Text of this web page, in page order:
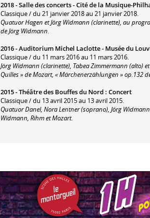
2018 -Salle des concerts - Cité de la Musique-
Classique / du 21 janvier 2018 au 21 janvier 2018.
Quatuor Hagen et Jörg Widmann (clarinette), au
de Jörg Widmann.
2016 -Auditorium Michel Laclotte - Musée du
Classique / du 11 mars 2016 au 11 mars 2016.
Jörg Widmann (clarinette), Tabea Zimmermann (alto)
Quilles » de Mozart, « Märchenerzählungen » op.132
2015 -Théâtre des Bouffes du Nord : Concert
Classique / du 13 avril 2015 au 13 avril 2015.
Quatuor Danel, Nora Lentner (soprano), Jörg
Widmann, Rihm et Mozart.